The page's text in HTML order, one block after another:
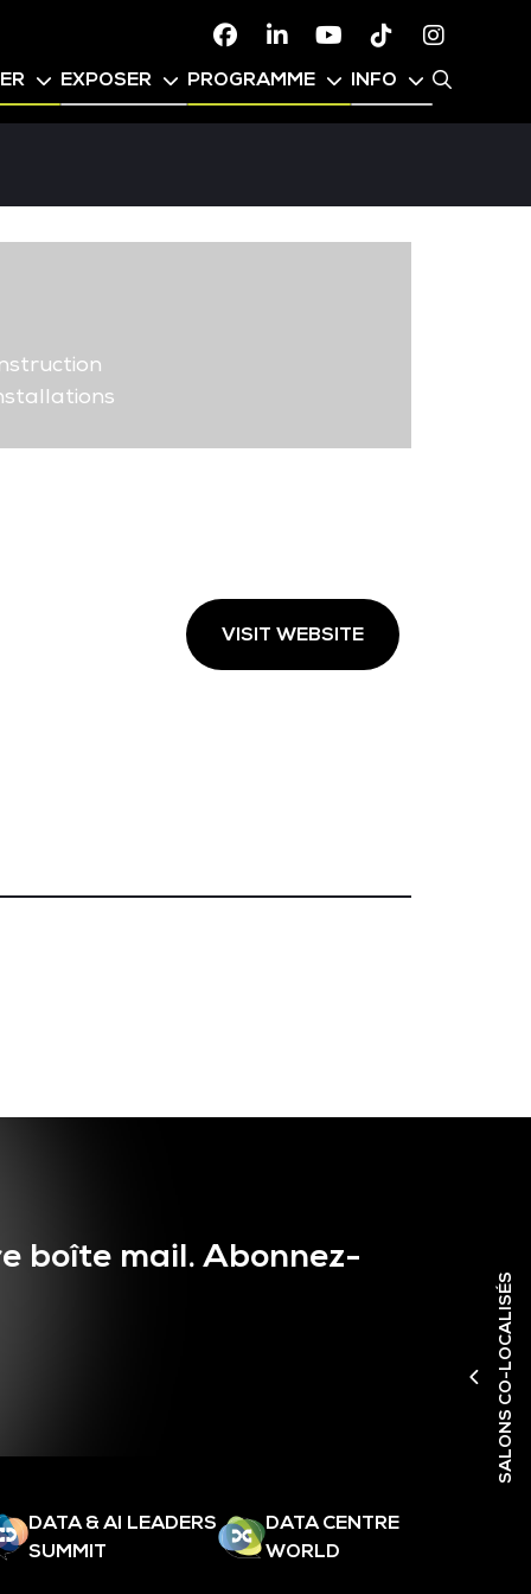
FacebookLinkedinYoutubeTikTok
EXPOSER PROGRAMME INFO
SALONS CO-LOCALISÉS
VISIT WEBSITE
boîte mail. Abonnez-
DATA & AI LEADERS
SUMMIT
DATA CENTRE
WORLD